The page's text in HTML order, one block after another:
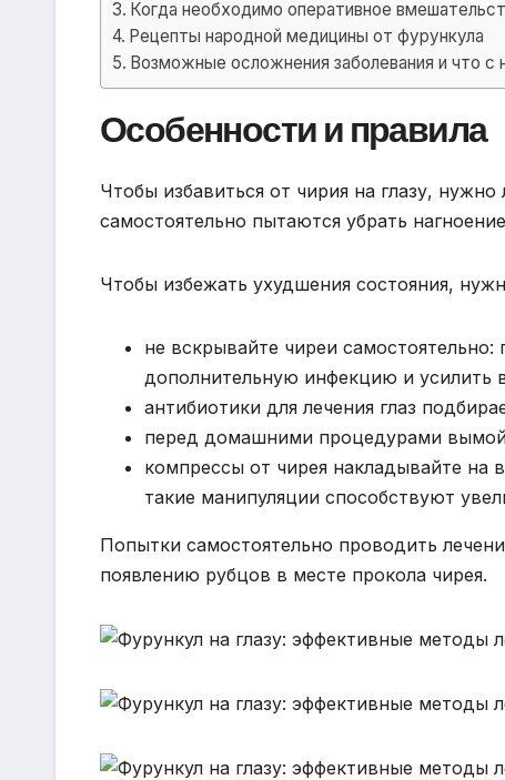
Когда необходимо оперативное
Рецепты народной медицины от фурункула
Возможные осложнения заболевания и что с
Особенности и правила
Чтобы избавиться от чирия на глазу,
самостоятельно пытаются убрать
Чтобы избежать ухудшения состояния,
не вскрывайте чиреи
дополнительную инфекцию и усилить
антибиотики для лечения глаз
перед домашними процедурами
компрессы от чирея накладывайте на
такие манипуляции способствуют
Попытки самостоятельно проводить
появлению рубцов в месте прокола чирея.